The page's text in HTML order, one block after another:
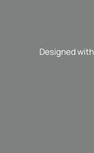
Designed with